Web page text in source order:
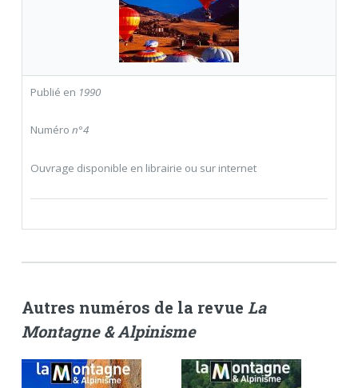
Publié en 1990
Numéro n°4
Ouvrage disponible en librairie ou sur internet
Autres numéros de la revue La
Montagne & Alpinisme